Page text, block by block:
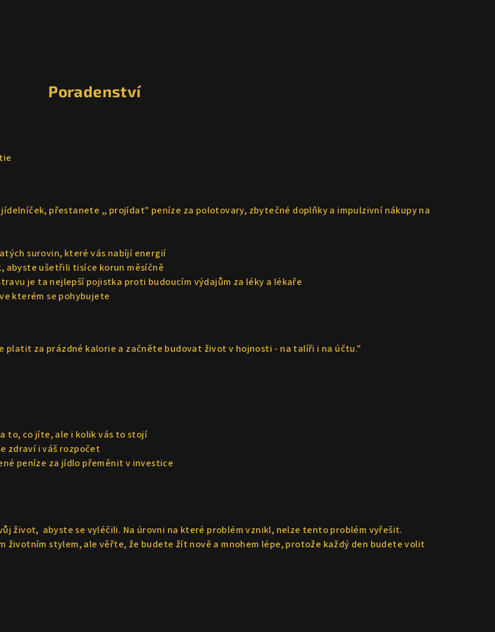
Poradenství
přestanete ,, projídat" peníze za polotovary, zbytečné doplňky a impulzivní nákupy na
surovin, které vás nabíjí energií
abyste ušetřili tisíce korun měsíčně
je ta nejlepší pojistka proti budoucím výdajům za léky a lékaře
kterém se pohybujete
platit za prázdné kalorie a začněte budovat život v hojnosti - na talíři i na účtu."
to, co jíte, ale i kolik vás to stojí
zdraví i váš rozpočet
peníze za jídlo přeměnit v investice
život, abyste se vyléčili. Na úrovni na které problém vznikl, nelze tento problém vyřešit.
životním stylem, ale věřte, že budete žít nově a mnohem lépe, protože každý den budete volit